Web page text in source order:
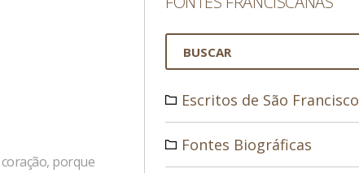
porque
Escritos de São Francisco
Fontes Biográficas